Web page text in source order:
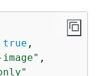
true ,
,